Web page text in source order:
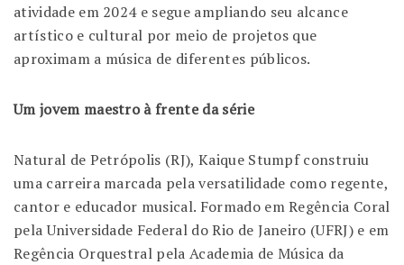
atividade em 2024 e segue ampliando seu alcance
artístico e cultural por meio de projetos que
aproximam a música de diferentes públicos.
Um jovem maestro à frente da série
Natural de Petrópolis (RJ), Kaique Stumpf construiu
uma carreira marcada pela versatilidade como regente,
cantor e educador musical. Formado em Regência Coral
pela Universidade Federal do Rio de Janeiro (UFRJ) e em
Regência Orquestral pela Academia de Música da